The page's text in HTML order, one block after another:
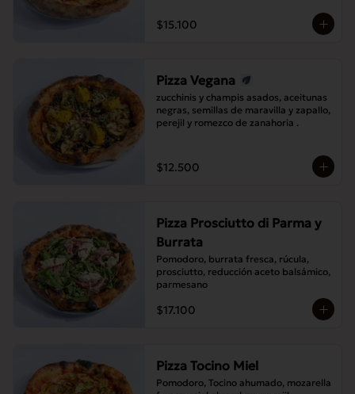
$15.100
Pizza Vegana
zucchinis y champis asados, aceitunas
negras, semillas de maravilla y zapallo,
perejil y romezco de zanahoria .
$12.500
Pizza Prosciutto di Parma y
Burrata
Pomodoro, burrata fresca, rúcula,
prosciutto, reducción aceto balsámico,
parmesano
$17.100
Pizza Tocino Miel
Pomodoro, Tocino ahumado, mozarella